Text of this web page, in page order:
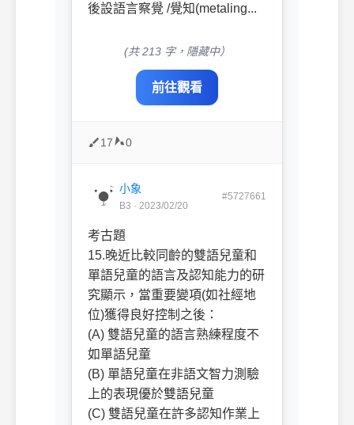
後設語言察覺 /覺知(metaling...
(共 213 字，隱藏中）
前往觀看
17 0
小象
B3 · 2023/02/20
#5727661
考古題
15.晚近比較同齡的雙語兒童和
單語兒童的語言及認知能力的研
究顯示，當重要變項(如社經地
位)獲得良好控制之後：
(A) 雙語兒童的語言熟練程度不
如單語兒童
(B) 單語兒童在非語文智力測驗
上的表現優於雙語兒童
(C) 雙語兒童在許多認知作業上